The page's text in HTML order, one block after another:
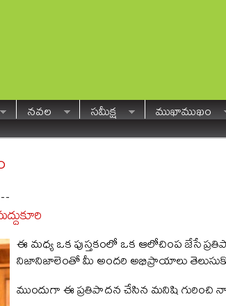
నవల సమీక్ష ముఖాముఖం
ఈ మధ్య ఒక పుస్తకంలో ఒక ఆలోచింప జేసే
నిజానిజాలెంతో మీ అందరి అభిప్రాయాలు
ముందుగా ఈ ప్రతిపాదన చేసిన మనిషి గురించి